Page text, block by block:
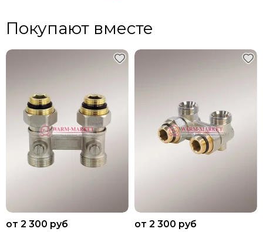
Покупают вместе
от 2 300 руб от 2 300 руб